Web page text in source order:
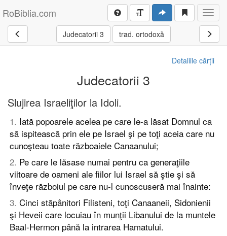
RoBiblia.com
Judecatorii 3 trad. ortodoxă
Detaliile cărții
Judecatorii 3
Slujirea Israeliţilor la Idoli.
1. Iată popoarele acelea pe care le-a lăsat Domnul ca
să ispitească prin ele pe Israel şi pe toţi aceia care nu
cunoşteau toate războaiele Canaanului;
2. Pe care le lăsase numai pentru ca generaţiile
viitoare de oameni ale fiilor lui Israel să ştie şi să
înveţe războiul pe care nu-l cunoscuseră mai înainte:
3. Cinci stăpânitori Filisteni, toţi Canaaneii, Sidonienii
şi Heveii care locuiau în munţii Libanului de la muntele
Baal-Hermon până la intrarea Hamatului.